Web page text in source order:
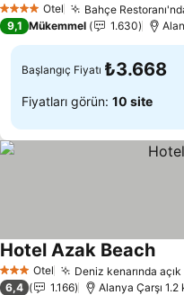
4 Yıldız Otel Bahçe
Fiyatları görün
9,1 Mükemmel 1.630
Başlangıç Fiyatı ₺3.668
Fiyatları görün: 10 site
3 YıldızOtel Deniz kenarında
Hotel Azak Beach
6,4 1.166 Alanya Çarşı 1.2